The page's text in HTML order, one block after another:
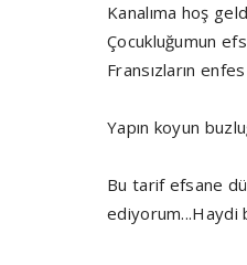
Kanalıma hoş
Çocukluğumun
Fransızların
Yapın koyun
Bu tarif efsane
ediyorum...Haydi